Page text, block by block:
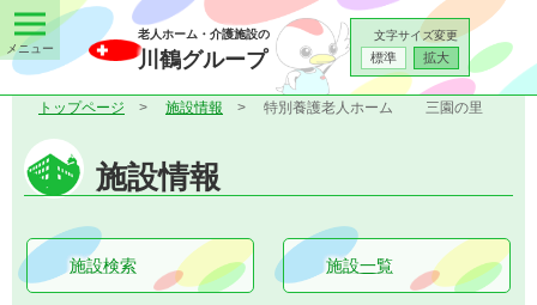
老人ホーム・介護施設の
川鶴グループ
文字サイズ変更
標準 拡大
トップページ 施設情報 特別養護老人ホーム 三園の里
施設情報
施設検索 施設一覧